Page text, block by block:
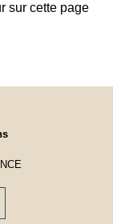
sur cette page